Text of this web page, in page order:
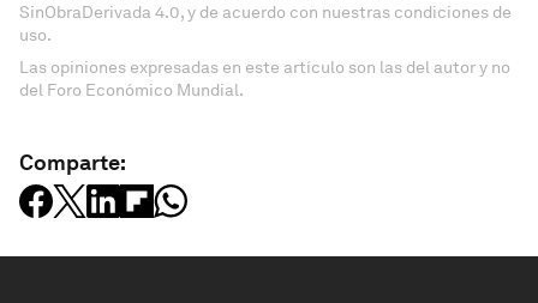
SinObraDerivada 4.0, y de acuerdo con nuestras condiciones de
uso.
Las opiniones expresadas en este artículo son las del autor y no
del Foro Económico Mundial.
Comparte: